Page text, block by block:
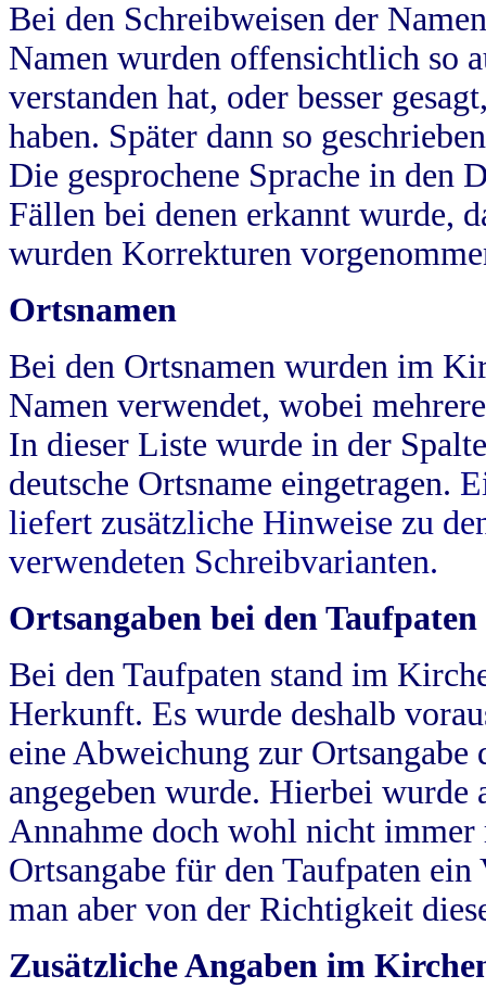
Bei den Schreibweisen der
Namen wurden offensichtlich so
verstanden hat, oder besser
haben. Später dann so
Die gesprochene Sprache in
Fällen bei denen erkannt wurde,
wurden Korrekturen
Ortsnamen
Bei den Ortsnamen wurden im
Namen verwendet, wobei
In dieser Liste wurde in der
deutsche Ortsname eingetragen.
liefert zusätzliche Hinweise zu
verwendeten Schreibvarianten.
Ortsangaben bei den Taufpaten
Bei den Taufpaten stand im
Herkunft. Es wurde deshalb
eine Abweichung zur
angegeben wurde. Hierbei wurde
Annahme doch wohl nicht
Ortsangabe für den Taufpaten
man aber von der Richtigkeit
Zusätzliche Angaben im